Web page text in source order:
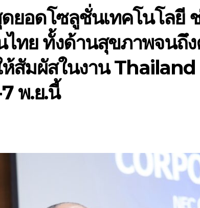
ยอดโซลูชั่นเทคโนโลยี
ทย ทั้งด้านสุขภาพจนถึ
ห้สัมผัสในงาน
พ.ย.นี้